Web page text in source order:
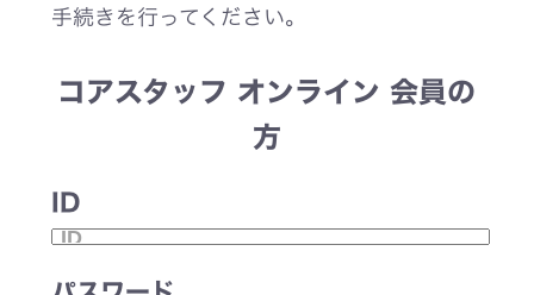
手続きを行ってください。
コアスタッフ オンライン 会員の
方
ID